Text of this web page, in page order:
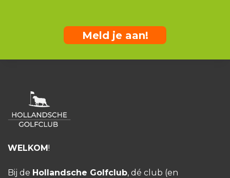
Meld je aan!
WELKOM!
Bij de Hollandsche Golfclub, dé club (en